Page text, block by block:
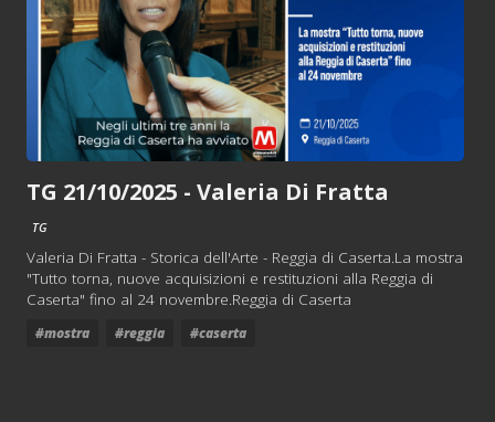
TG 21/10/2025 - Valeria Di Fratta
TG
Valeria Di Fratta - Storica dell'Arte - Reggia di Caserta.La mostra
"Tutto torna, nuove acquisizioni e restituzioni alla Reggia di
Caserta" fino al 24 novembre.Reggia di Caserta
#mostra #reggia #caserta